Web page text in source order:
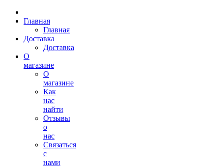
Главная
Главная
Доставка
Доставка
О
магазине
О
магазине
Как
нас
найти
Отзывы
о
нас
Связаться
с
нами